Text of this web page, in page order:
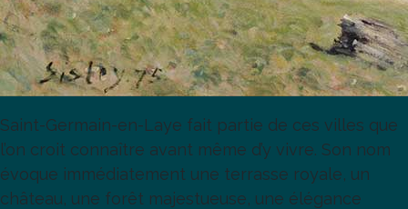
Saint-Germain-en-Laye fait partie de ces villes que
l’on croit connaître avant même d’y vivre. Son nom
évoque immédiatement une terrasse royale, un
château, une forêt majestueuse, une élégance